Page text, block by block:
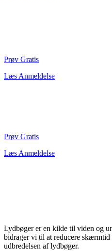
Prøv Gratis
Læs Anmeldelse
Prøv Gratis
Læs Anmeldelse
Lydbøger er en kilde til viden og
bidrager vi til at reducere
udbredelsen af lydbøger.